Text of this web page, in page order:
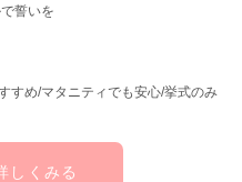
誓いを
すめ/マタニティでも安心/挙式のみ
しくみる